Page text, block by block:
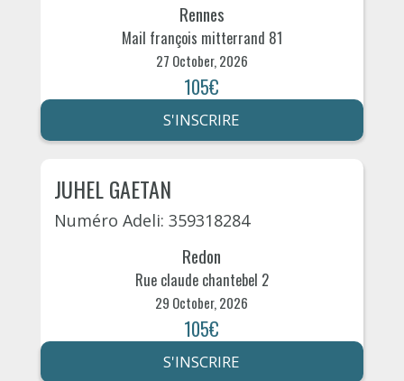
Rennes
Mail françois mitterrand 81
27 October, 2026
105€
S'INSCRIRE
JUHEL GAETAN
Numéro Adeli: 359318284
Redon
Rue claude chantebel 2
29 October, 2026
105€
S'INSCRIRE